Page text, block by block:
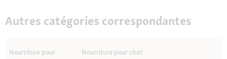
Autres catégories correspondantes
Nourriture pour
Nourriture pour chat